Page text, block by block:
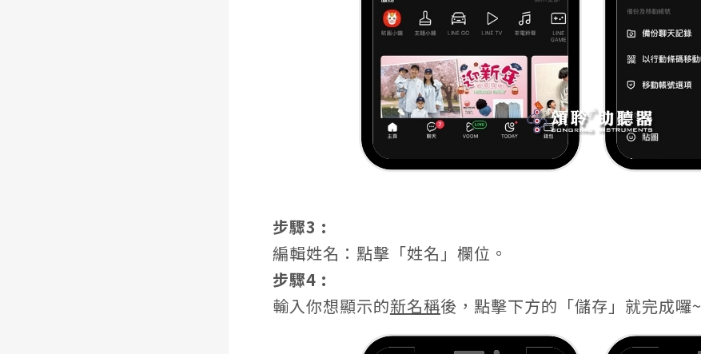
步驟3 :
編輯姓名：點擊「姓名」欄位。
步驟4 :
輸入你想顯示的新名稱後，點擊下方的「儲存」就完成囉~